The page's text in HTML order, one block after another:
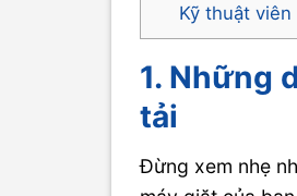
Kỹ thuật
1. Những
tải
Đừng xem nhẹ